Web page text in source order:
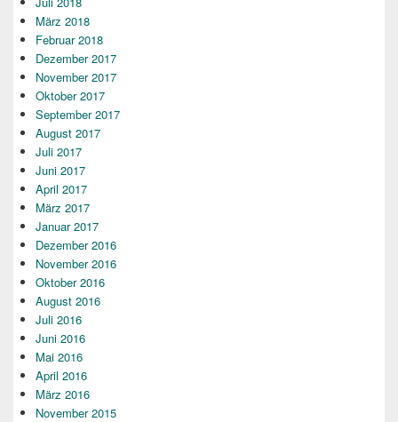
März 2018
Februar 2018
Dezember 2017
November 2017
Oktober 2017
September 2017
August 2017
Juli 2017
Juni 2017
April 2017
März 2017
Januar 2017
Dezember 2016
November 2016
Oktober 2016
August 2016
Juli 2016
Juni 2016
Mai 2016
April 2016
März 2016
November 2015